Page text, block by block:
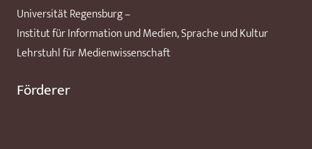
Universität Regensburg –
Institut für Information und Medien, Sprache und Kultur
Lehrstuhl für Medienwissenschaft
Förderer